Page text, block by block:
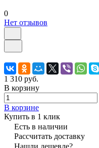
0
Нет отзывов
1 310 руб.
В корзину
В корзине
Купить в 1 клик
Есть в наличии
Рассчитать доставку
Нашли дешевле?